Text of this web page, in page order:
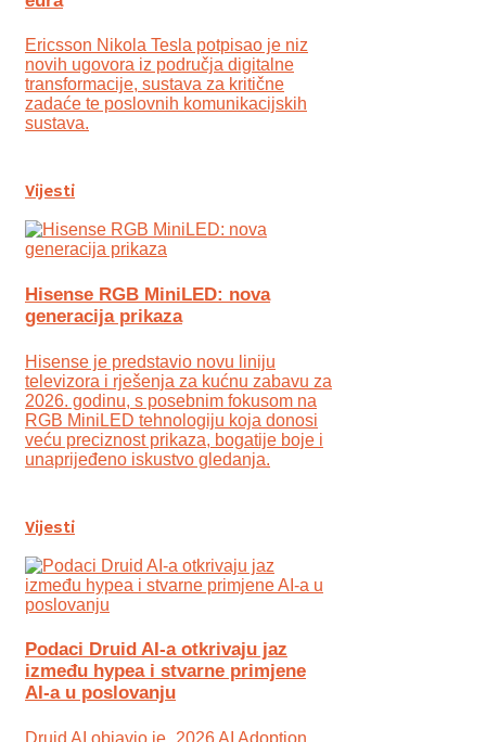
Ericsson Nikola Tesla potpisao je niz
novih ugovora iz područja digitalne
transformacije, sustava za kritične
zadaće te poslovnih komunikacijskih
sustava.
Vijesti
Hisense RGB MiniLED: nova
generacija prikaza
Hisense je predstavio novu liniju
televizora i rješenja za kućnu zabavu za
2026. godinu, s posebnim fokusom na
RGB MiniLED tehnologiju koja donosi
veću preciznost prikaza, bogatije boje i
unaprijeđeno iskustvo gledanja.
Vijesti
Podaci Druid AI-a otkrivaju jaz
između hypea i stvarne primjene
AI-a u poslovanju
Druid AI objavio je „2026 AI Adoption